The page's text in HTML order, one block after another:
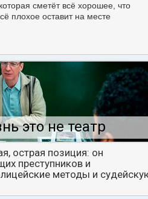
сметёт всё хорошее, что
плохое оставит на месте
это не театр
острая позиция: он
преступников и
методы и